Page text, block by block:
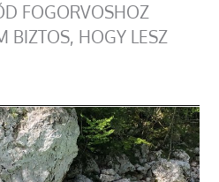
FOGORVOSHOZ
BIZTOS, HOGY LESZ